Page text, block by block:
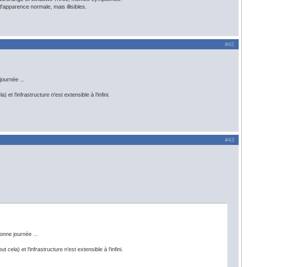
normale, mais illisibles.
#42
...
et l'infrastructure n'est extensible à l'infini.
#43
journée ...
cela) et l'infrastructure n'est extensible à l'infini.